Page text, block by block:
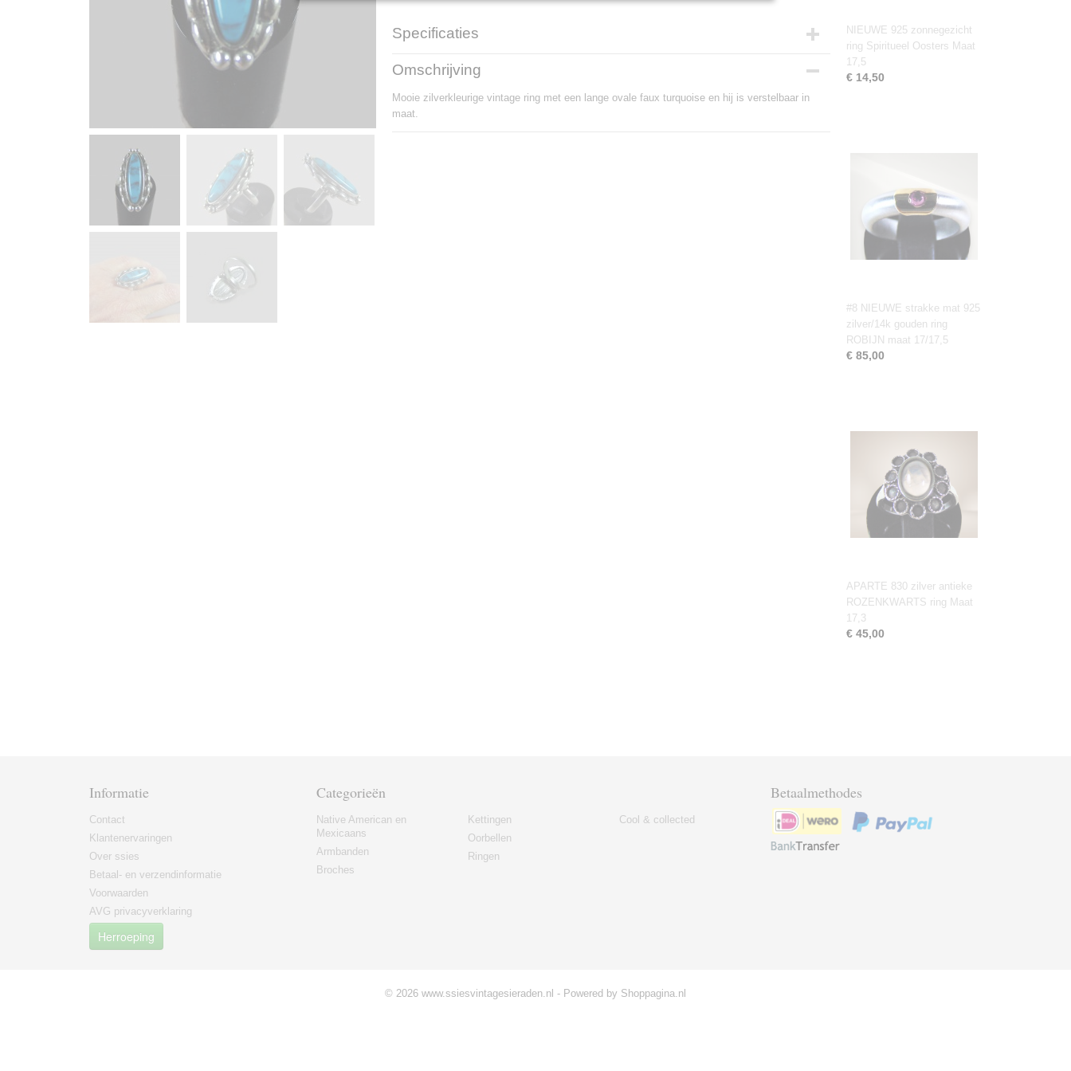
Specificaties
Productcode
Ringmaat
Top hoogte x breedte
3,3 cm x 1,6 cm
Omschrijving
Mooie zilverkleurige vintage ring met een lange ovale faux turquoise en hij is verstelbaar in
maat.
NIEUWE 925 zonnegezicht
ring Spiritueel Oosters Maat
17,5
€ 14,50
#8 NIEUWE strakke mat 925
zilver/14k gouden ring
ROBIJN maat 17/17,5
€ 85,00
APARTE 830 zilver antieke
ROZENKWARTS ring Maat
17,3
€ 45,00
Informatie
Contact
Klantenervaringen
Over ssies
Betaal- en verzendinformatie
Voorwaarden
AVG privacyverklaring
Herroeping
Categorieën
Native American en
Mexicaans
Armbanden
Broches
Kettingen
Oorbellen
Ringen
Cool & collected
Betaalmethodes
© 2026 www.ssiesvintagesieraden.nl - Powered by Shoppagina.nl